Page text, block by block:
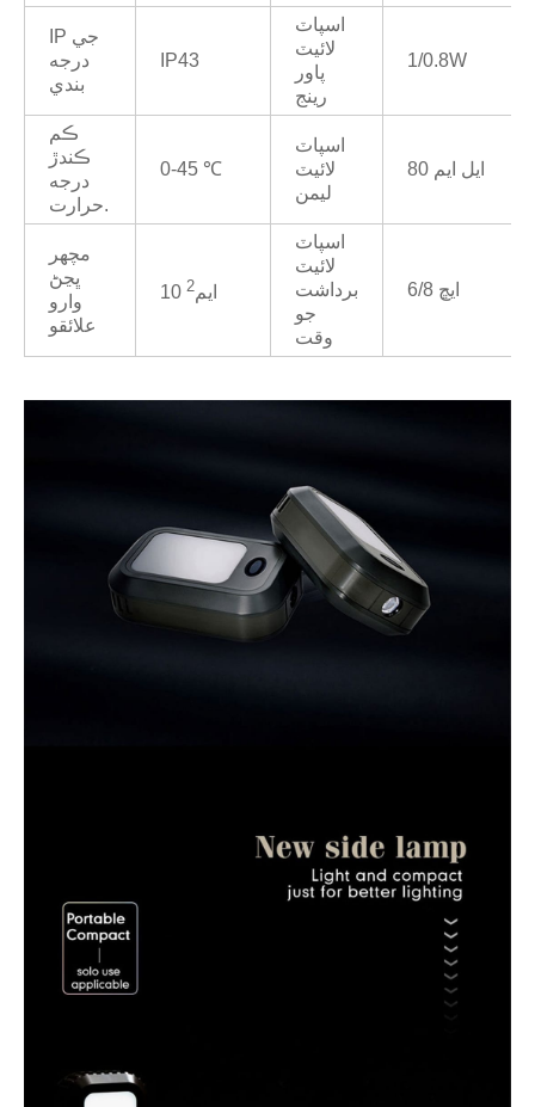
IP جي
درجه
بندي
IP43
اسپاٽ
لائيٽ
پاور
رينج
1/0.8W
ڪم
ڪندڙ
درجه
حرارت.
0-45 ℃
اسپاٽ
لائيٽ
ليمن
80 ايل ايم
مچھر
ڀڃڻ
وارو
علائقو
10 ايم2
اسپاٽ
لائيٽ
برداشت
جو
وقت
6/8 ايڇ